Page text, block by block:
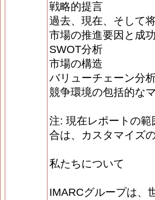
戦略的提言
過去、現在、そして
市場の推進要因と成
SWOT分析
市場の構造
バリューチェーン分
競争環境の包括的な
注: 現在レポートの
合は、カスタマイズ
私たちについて
IMARCグループは、